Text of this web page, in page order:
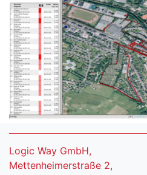
Logic Way GmbH,
Mettenheimerstraße 2,